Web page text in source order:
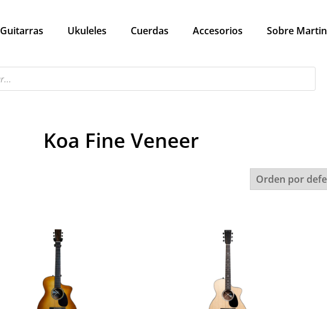
Guitarras Ukuleles Cuerdas Accesorios Sobre Martin
Koa Fine Veneer